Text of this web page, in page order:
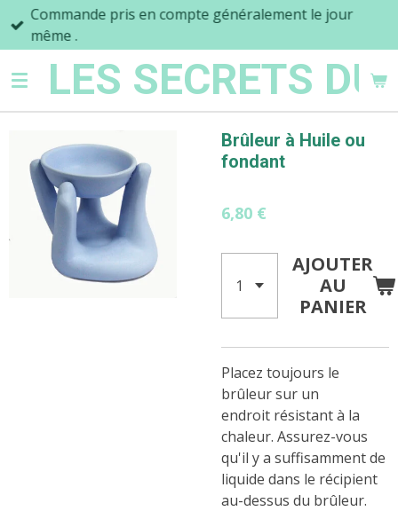
Passer
contenu
principalLES SECRETS
Commande pris en compte généralement le jour
même .
Brûleur à Huile ou
fondant
6,80 €
AJOUTER
AU
PANIER
Placez toujours le
brûleur sur un
endroit résistant à la
chaleur. Assurez-vous
qu'il y a suffisamment de
liquide dans le récipient
au-dessus du brûleur.